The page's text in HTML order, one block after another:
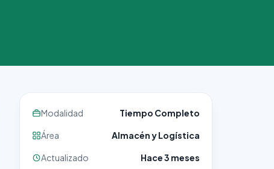
Modalidad Tiempo Completo
Área Almacén y Logística
Actualizado Hace 3 meses